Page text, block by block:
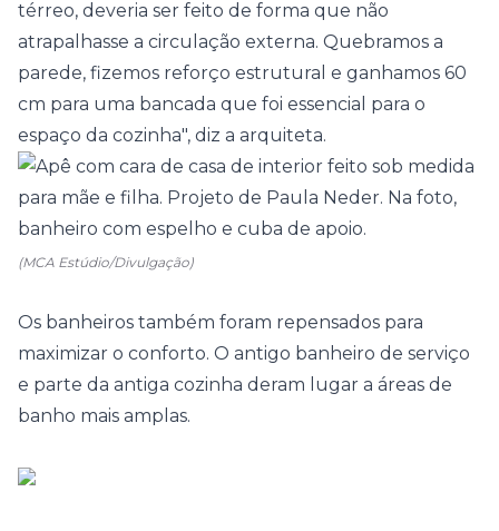
térreo, deveria ser feito de forma que não
atrapalhasse a circulação externa. Quebramos a
parede, fizemos reforço estrutural e ganhamos 60
cm para uma bancada que foi essencial para o
espaço da cozinha", diz a arquiteta.
(MCA Estúdio/Divulgação)
Os banheiros também foram repensados para
maximizar o conforto. O antigo banheiro de serviço
e parte da antiga cozinha deram lugar a áreas de
banho mais amplas.